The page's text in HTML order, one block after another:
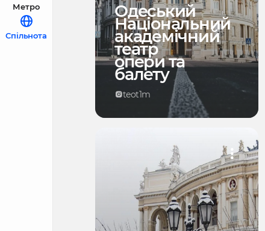
Метро
Спільнота
Одеський
Національний
академічний
театр
опери та
балету
teot1m